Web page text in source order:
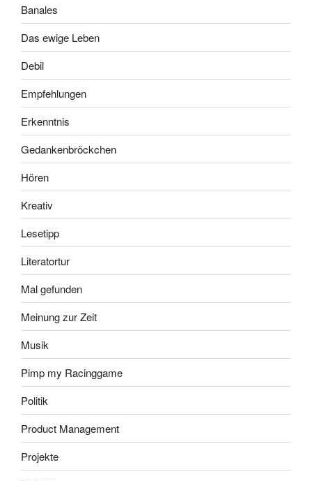
Banales
Das ewige Leben
Debil
Empfehlungen
Erkenntnis
Gedankenbröckchen
Hören
Kreativ
Lesetipp
Literatortur
Mal gefunden
Meinung zur Zeit
Musik
Pimp my Racinggame
Politik
Product Management
Projekte